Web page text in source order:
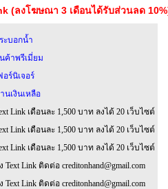
(ลงโฆษณา 3 เดือนได้รับส่วนลด
ะบอกน้ำ
ค้าพรีเมี่ยม
อร์นิเจอร์
นเงินเหลือ
Link เดือนละ 1,500 บาท ลงได้ 20 เว็บไซต์
Link เดือนละ 1,500 บาท ลงได้ 20 เว็บไซต์
Link เดือนละ 1,500 บาท ลงได้ 20 เว็บไซต์
Text Link ติดต่อ creditonhand@gmail.com
Text Link ติดต่อ creditonhand@gmail.com